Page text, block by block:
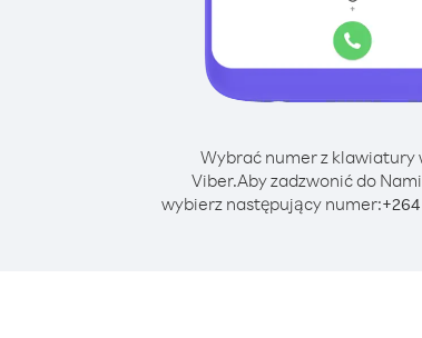
Wybrać numer z klawiatury
Viber.Aby zadzwonić do
wybierz następujący numer:+264